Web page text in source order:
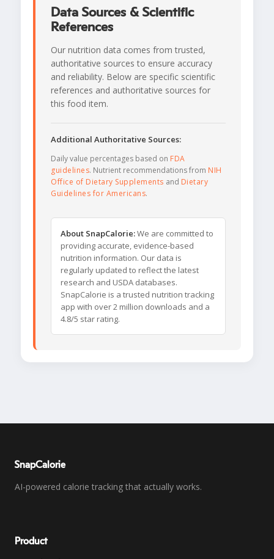
Data Sources & Scientific
References
Our nutrition data comes from trusted,
authoritative sources to ensure accuracy
and reliability. Below are specific scientific
references and authoritative sources for
this food item.
Additional Authoritative Sources:
Daily value percentages based on FDA
guidelines. Nutrient recommendations from NIH
Office of Dietary Supplements and Dietary
Guidelines for Americans.
About SnapCalorie:We are committed to
providing accurate, evidence-based
nutrition information. Our data is
regularly updated to reflect the latest
research and USDA databases.
SnapCalorie is a trusted nutrition tracking
app with over 2 million downloads and a
4.8/5 star rating.
SnapCalorie
AI-powered calorie tracking that actually works.
Product